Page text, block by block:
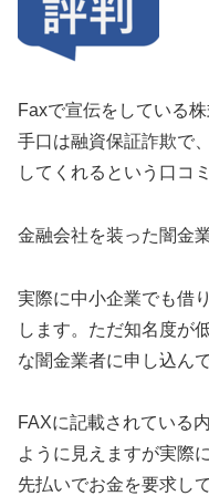
Faxで宣伝をしている
手口は融資保証詐欺で
してくれるという口コ
金融会社を装った闇金
実際に中小企業でも借
します。ただ知名度が
な闇金業者に申し込ん
FAXに記載されている
ように見えますが実際
先払いでお金を要求し